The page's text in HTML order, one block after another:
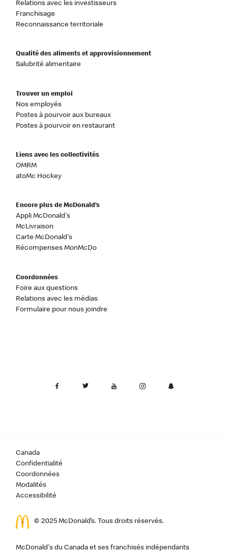
Relations avec les investisseurs
Franchisage
Reconnaissance territoriale
Qualité des aliments et approvisionnement
Salubrité alimentaire
Trouver un emploi
Nos employés
Postes à pourvoir aux bureaux
Postes à pourvoir en restaurant
Liens avec les collectivités
OMRM
atoMc Hockey
Encore plus de McDonald’s
Appli McDonald's
McLivraison
Carte McDonald's
Récompenses MonMcDo
Coordonnées
Foire aux questions
Relations avec les médias
Formulaire pour nous joindre
Canada
Confidentialité
Coordonnées
Modalités
Accessibilité
© 2025 McDonald’s. Tous droits réservés.
McDonald's du Canada et ses franchisés indépendants